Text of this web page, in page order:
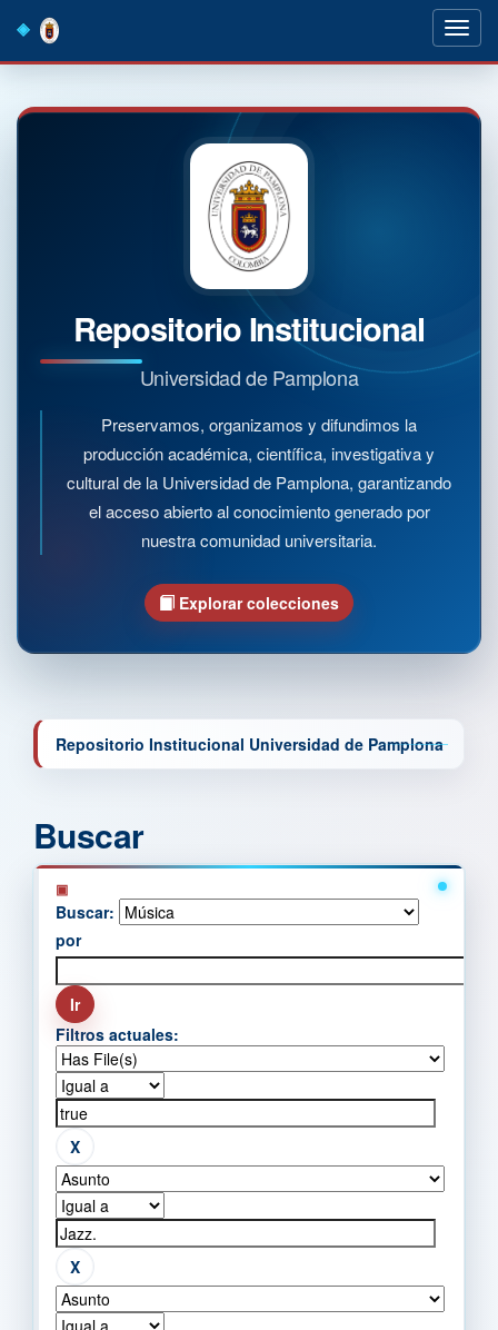
navigation
Repositorio Institucional
Universidad de Pamplona
Preservamos, organizamos y difundimos la
producción académica, científica, investigativa y
cultural de la Universidad de Pamplona, garantizando
el acceso abierto al conocimiento generado por
nuestra comunidad universitaria.
Explorar colecciones
Repositorio Institucional Universidad de Pamplona
Buscar
Buscar:
por
Filtros actuales: